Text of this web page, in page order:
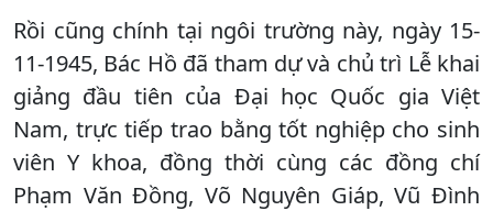
Rồi cũng chính tại ngôi trường này, ngày 15-
11-1945, Bác Hồ đã tham dự và chủ trì Lễ khai
giảng đầu tiên của Đại học Quốc gia Việt
Nam, trực tiếp trao bằng tốt nghiệp cho sinh
viên Y khoa, đồng thời cùng các đồng chí
Phạm Văn Đồng, Võ Nguyên Giáp, Vũ Đình